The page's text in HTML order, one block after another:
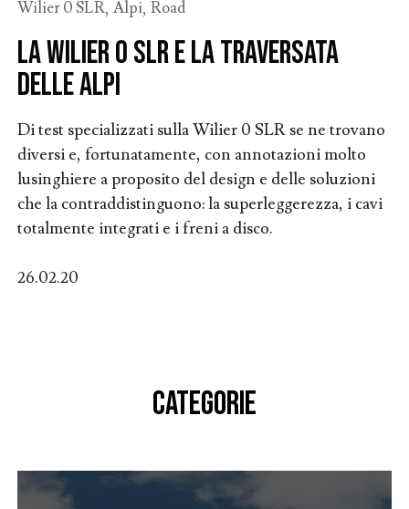
Wilier 0 SLR, Alpi, Road
La Wilier 0 SLR e la traversata
delle Alpi
Di test specializzati sulla Wilier 0 SLR se ne trovano
diversi e, fortunatamente, con annotazioni molto
lusinghiere a proposito del design e delle soluzioni
che la contraddistinguono: la superleggerezza, i cavi
totalmente integrati e i freni a disco.
26.02.20
CATEGORIE